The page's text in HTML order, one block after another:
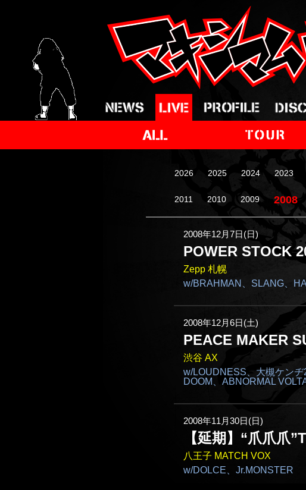
2026 2025 2024 2023
2011 2010 2009 2008
2008年12月7日(日)
POWER STOCK
Zepp 札幌
w/BRAHMAN、SLANG、
2008年12月6日(土)
PEACE MAKER
渋谷 AX
w/LOUDNESS、大槻ケン
DOOM、ABNORMAL
2008年11月30日(日)
【延期】“爪爪爪
八王子 MATCH VOX
w/DOLCE、Jr.MONSTER